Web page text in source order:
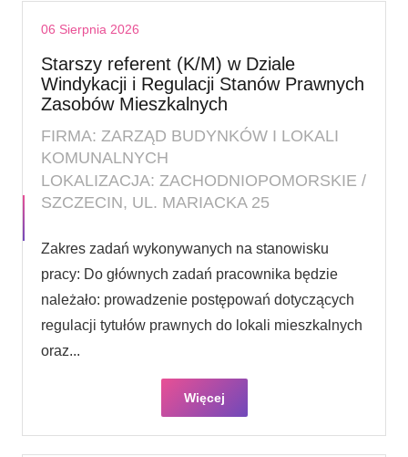
06 Sierpnia 2026
Starszy referent (K/M) w Dziale
Windykacji i Regulacji Stanów Prawnych
Zasobów Mieszkalnych
FIRMA: ZARZĄD BUDYNKÓW I LOKALI
KOMUNALNYCH
LOKALIZACJA: ZACHODNIOPOMORSKIE /
SZCZECIN, UL. MARIACKA 25
Zakres zadań wykonywanych na stanowisku
pracy: Do głównych zadań pracownika będzie
należało: prowadzenie postępowań dotyczących
regulacji tytułów prawnych do lokali mieszkalnych
oraz...
Więcej